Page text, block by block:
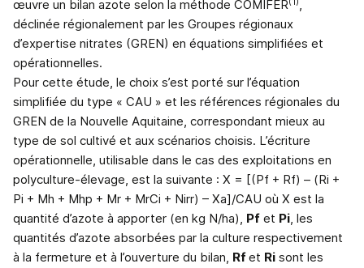
œuvre un bilan azote selon la méthode COMIFER
,
déclinée régionalement par les Groupes régionaux
d’expertise nitrates (GREN) en équations simplifiées et
opérationnelles.
Pour cette étude, le choix s’est porté sur l’équation
simplifiée du type « CAU » et les références régionales du
GREN de la Nouvelle Aquitaine, correspondant mieux au
type de sol cultivé et aux scénarios choisis. L’écriture
opérationnelle, utilisable dans le cas des exploitations en
polyculture-élevage, est la suivante : X = [(Pf + Rf) – (Ri +
Pi + Mh + Mhp + Mr + MrCi + Nirr) – Xa]/CAU où X est la
quantité d’azote à apporter (en kg N/ha), Pf et Pi, les
quantités d’azote absorbées par la culture respectivement
à la fermeture et à l’ouverture du bilan, Rfet Ri sont les